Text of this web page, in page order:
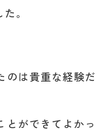
。
のは貴重な経験だ
とができてよかっ